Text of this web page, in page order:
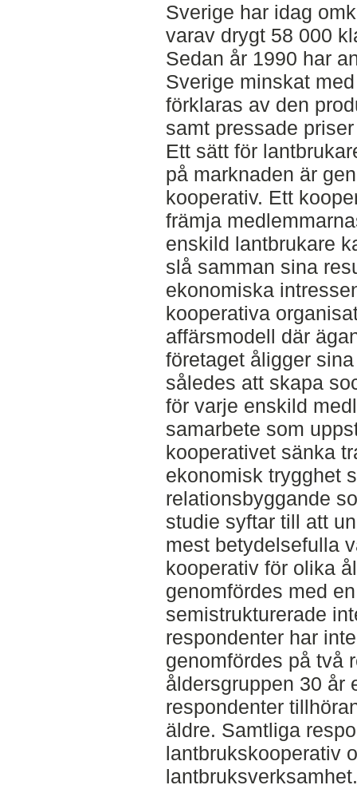
Sverige har idag
varav drygt 58 000
Sedan år 1990 har
Sverige minskat
förklaras av den
samt pressade
Ett sätt för
på marknaden är
kooperativ. Ett
främja
enskild lantbrukare
slå samman sina
ekonomiska
kooperativa
affärsmodell där
företaget åligger
således att skapa
för varje enskild
samarbete som
kooperativet sänka
ekonomisk trygghet
relationsbyggande
studie syftar till att
mest betydelsefulla
kooperativ för olika
genomfördes med
semistrukturerade
respondenter har
genomfördes på två
åldersgruppen 30 år
respondenter
äldre. Samtliga
lantbrukskooperativ
lantbruksverksamhet.